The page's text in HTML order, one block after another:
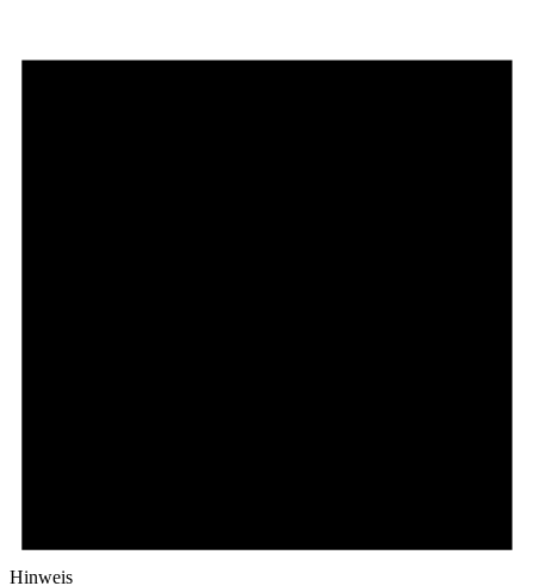
Hinweis